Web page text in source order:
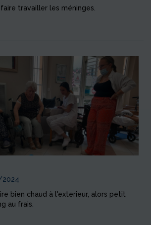
travailler les méninges.
2024
bien chaud à l'exterieur, alors petit
au frais.